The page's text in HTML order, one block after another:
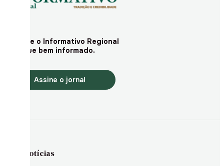
Assine o Informativo Regional
e fique bem informado.
Assine o jornal
Notícias